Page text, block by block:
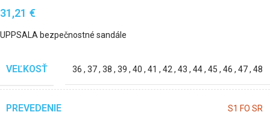
31,21 €
UPPSALA bezpečnostné sandále
VEĽKOSŤ 36 , 37, 38 , 39 , 40 , 41 , 42 , 43 , 44, 45 , 46 , 47, 48
PREVEDENIE S1 FO SR